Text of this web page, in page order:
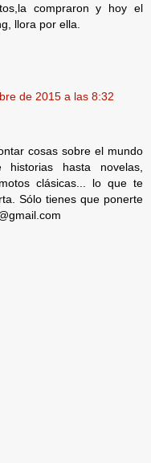
compraron y hoy el
llora por ella.
de 2015 a las 8:32
cosas sobre el mundo
hasta novelas,
clásicas... lo que te
Sólo tienes que ponerte